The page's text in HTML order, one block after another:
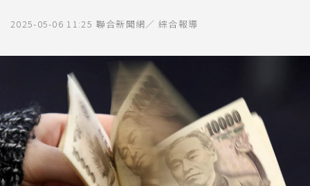
2025-05-06 11:25 聯合新聞網／ 綜合報導